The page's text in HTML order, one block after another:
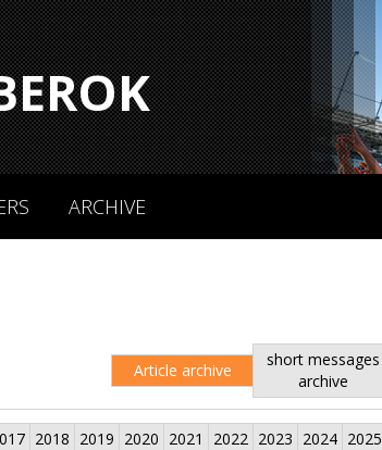
ARCHIVE
Article archive
short messages
archive
2018 2019 2020 2021 2022 2023 2024 2025